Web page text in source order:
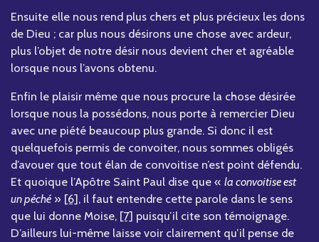
Ensuite elle nous rend plus chers et plus précieux les dons
de Dieu ; car plus nous désirons une chose avec ardeur,
plus l’objet de notre désir nous devient cher et agréable
lorsque nous l’avons obtenu.
Enfin le plaisir même que nous procure la chose désirée
lorsque nous la possédons, nous porte à remercier Dieu
avec une piété beaucoup plus grande. Si donc il est
quelquefois permis de convoiter, nous sommes obligés
d’avouer que tout élan de convoitise n’est point défendu.
Et quoique l’Apôtre Saint Paul dise que « la convoitise est
un péché » [6], il faut entendre cette parole dans le sens
que lui donne Moise, [7] puisqu’il cite son témoignage.
D’ailleurs lui-même laisse voir clairement qu’il pense de